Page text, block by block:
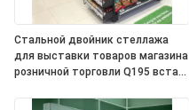
Стальной двойник стеллажа
для выставки товаров магазина
розничной торговли Q195 встал
конфеты